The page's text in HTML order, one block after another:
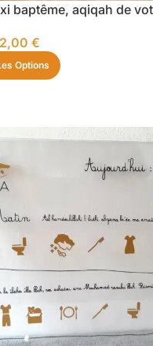
baptême, aqiqah de
€
Options